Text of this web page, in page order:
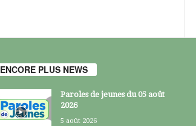
ENCORE PLUS NEWS
Paroles de jeunes du 05 août
2026
5 août 2026